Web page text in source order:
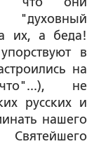
их, а беда!
в
на
не
русских и
нашего